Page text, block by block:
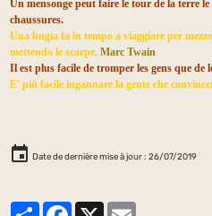
Un mensonge peut faire le tour de la terre
chaussures.
Una bugia fa in tempo a viaggiare per
mettendo le scarpe. Marc Twain
Il est plus facile de tromper les gens que de
E' più facile ingannare la gente che
Date de dernière mise à jour : 26/07/2019
PartagerFacebook
X